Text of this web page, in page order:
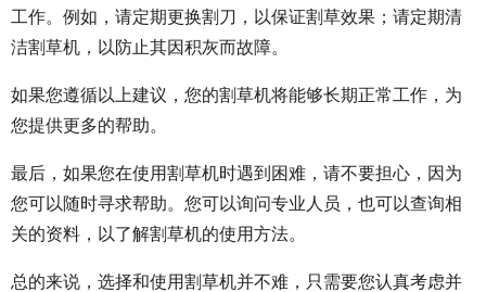
工作。例如，请定期更换割刀，以保证割草效果；请定期清
洁割草机，以防止其因积灰而故障。
如果您遵循以上建议，您的割草机将能够长期正常工作，为
您提供更多的帮助。
最后，如果您在使用割草机时遇到困难，请不要担心，因为
您可以随时寻求帮助。您可以询问专业人员，也可以查询相
关的资料，以了解割草机的使用方法。
总的来说，选择和使用割草机并不难，只需要您认真考虑并